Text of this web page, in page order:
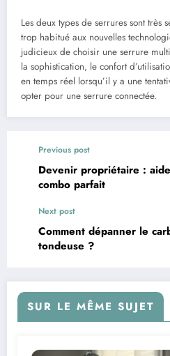
Les deux types de serrures sont très
trop habitué aux nouvelles
judicieux de choisir une serrure
la sophistication, le confort
en temps réel lorsqu’il y a une
opter pour une serrure connectée.
Previous post
Devenir propriétaire :
combo parfait
Next post
Comment dépanner le
tondeuse ?
SUR LE MÊME SUJET